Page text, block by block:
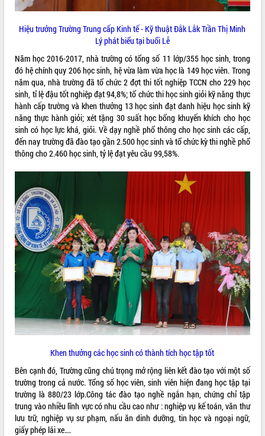
VIDEO
Loading the player...
Khám bệnh, cấp phát thuốc miễn phí
và tặng quà người dân xã Cư Pui
Hội nghị UBND tỉnh Đắk Lắk thường kỳ
Lễ truy tặng danh hiệu “Bà Mẹ Việt
Nam Anh hùng” và trao Huân chương
Lao động
UBND tỉnh Đắk Lắk triển khai nhiệm
vụ 6 tháng cuối năm 2026
tỉnh khóa XI quyết nghị nhiều nội dung
quan trọng
Bí thư Tỉnh ủy Lương Nguyễn Minh
Triết thăm, tặng quà người có công với
cách mạng
ALBUM ẢNH
Hiệu trưởng Trường Trung cấp Kinh tế - Kỹ thuật Đắk Lắk Trần Thị Minh
Lý phát biểu tại buổi Lễ
Năm học 2016-2017, nhà trường có tổng số 11 lớp/355 học sinh, trong
đó hệ chính quy 206 học sinh, hệ vừa làm vừa học là 149 học viên. Trong
năm qua, nhà trường đã tổ chức 2 đợt thi tốt nghiệp TCCN cho 229 học
sinh, tỉ lệ đậu tốt nghiệp đạt 94,8%; tổ chức thi học sinh giỏi kỹ năng thực
hành cấp trường và khen thưởng 13 học sinh đạt danh hiệu học sinh kỹ
năng thực hành giỏi; xét tặng 30 suất học bổng khuyến khích cho học
sinh có học lực khá, giỏi. Về dạy nghề phổ thông cho học sinh các cấp,
đến nay trường đã đào tạo gần 2.500 học sinh và tổ chức kỳ thi nghề phổ
thông cho 2.460 học sinh, tỷ lệ đạt yêu cầu 99,58%.
Khen thưởng các học sinh có thành tích học tập tốt
Bên cạnh đó, Trường cũng chú trọng mở rộng liên kết đào tạo với một số
trường trong cả nước. Tổng số học viên, sinh viên hiện đang học tập tại
trường là 880/23 lớp.Công tác đào tạo nghề ngắn hạn, chứng chỉ tập
trung vào nhiều lĩnh vực có nhu cầu cao như : nghiệp vụ kế toán, văn thư
lưu trữ, nghiệp vụ sư phạm, nấu ăn dinh dưỡng, tin học và ngoại ngữ,
giấy phép lái xe….